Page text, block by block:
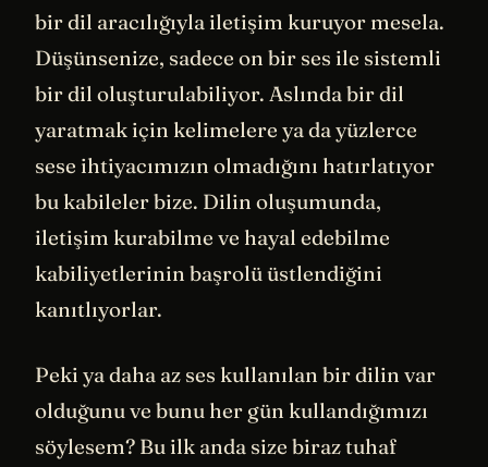
bir dil aracılığıyla iletişim kuruyor mesela.
Düşünsenize, sadece on bir ses ile sistemli
bir dil oluşturulabiliyor. Aslında bir dil
yaratmak için kelimelere ya da yüzlerce
sese ihtiyacımızın olmadığını hatırlatıyor
bu kabileler bize. Dilin oluşumunda,
iletişim kurabilme ve hayal edebilme
kabiliyetlerinin başrolü üstlendiğini
kanıtlıyorlar.
Peki ya daha az ses kullanılan bir dilin var
olduğunu ve bunu her gün kullandığımızı
söylesem? Bu ilk anda size biraz tuhaf